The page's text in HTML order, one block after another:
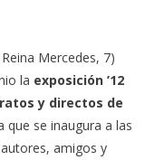
Mercedes, 7)
la exposición ’12
y directos de
que se inaugura a las
amigos y